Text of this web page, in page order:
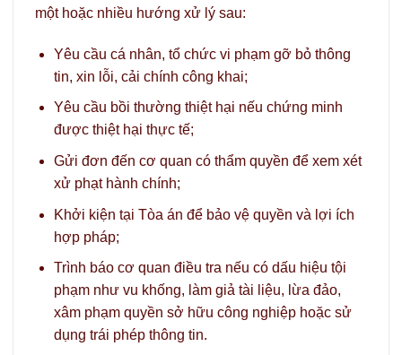
một hoặc nhiều hướng xử lý sau:
Yêu cầu cá nhân, tổ chức vi phạm gỡ bỏ thông
tin, xin lỗi, cải chính công khai;
Yêu cầu bồi thường thiệt hại nếu chứng minh
được thiệt hại thực tế;
Gửi đơn đến cơ quan có thẩm quyền để xem xét
xử phạt hành chính;
Khởi kiện tại Tòa án để bảo vệ quyền và lợi ích
hợp pháp;
Trình báo cơ quan điều tra nếu có dấu hiệu tội
phạm như vu khống, làm giả tài liệu, lừa đảo,
xâm phạm quyền sở hữu công nghiệp hoặc sử
dụng trái phép thông tin.